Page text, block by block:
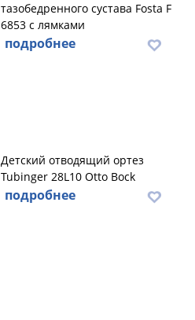
тазобедренного сустава Fosta F
6853 с лямками
подробнее
Детский отводящий ортез
Tubinger 28L10 Otto Bock
подробнее